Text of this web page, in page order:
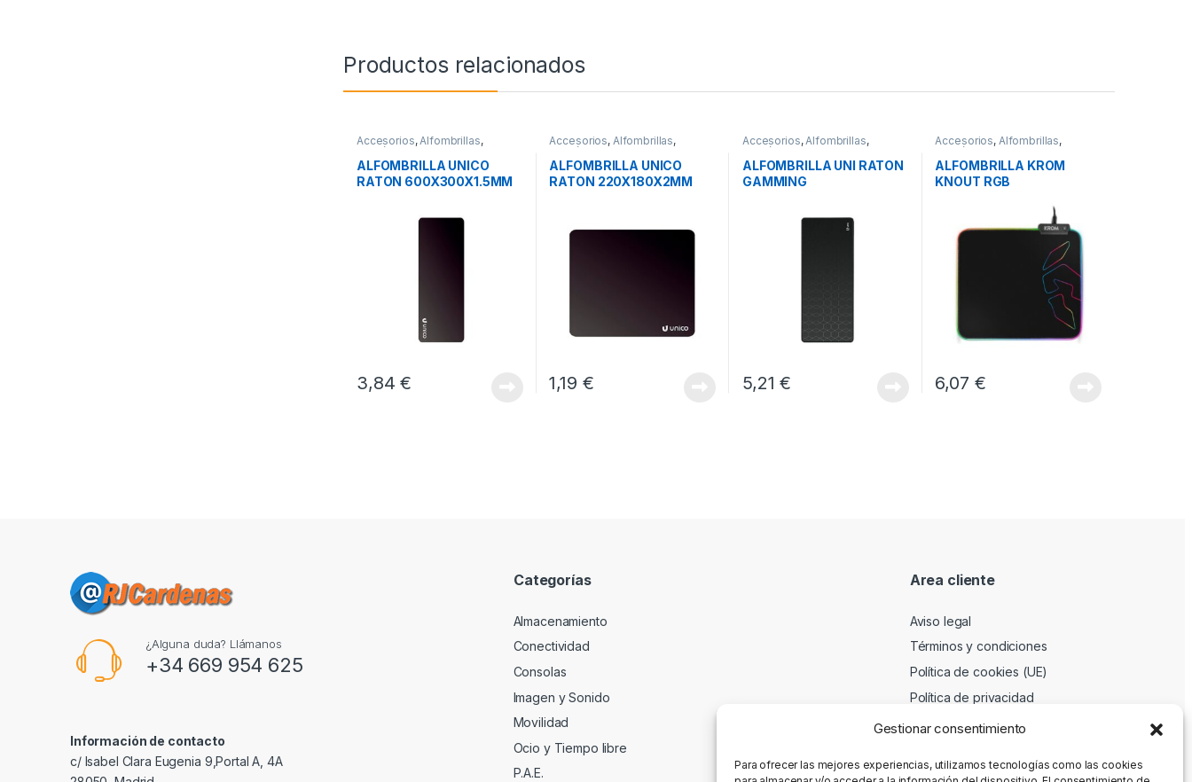
Gestionar consentimiento
Para ofrecer las mejores experiencias, utilizamos tecnologías como las cookies
Productos relacionados
Accesorios,Alfombrillas,
Periféricos
ALFOMBRILLA UNICO
RATON 600X300X1.5MM
3,84€
Accesorios, Alfombrillas,
Periféricos
ALFOMBRILLA UNICO
RATON 220X180X2MM
1,19 €
Accesorios,Alfombrillas,
Periféricos
ALFOMBRILLA UNI RATON
GAMMING
5,21€
Accesorios, Alfombrillas,
Periféricos
ALFOMBRILLA KROM
KNOUT RGB
6,07 €
¿Alguna duda? Llámanos
+34 669 954 625
Información de contacto
c/ Isabel Clara Eugenia 9,Portal A, 4A
Categorías
Almacenamiento
Conectividad
Consolas
Imagen y Sonido
Movilidad
Ocio y Tiempo libre
P.A.E.
Area cliente
Aviso legal
Términos y condiciones
Política de cookies (UE)
Política de privacidad